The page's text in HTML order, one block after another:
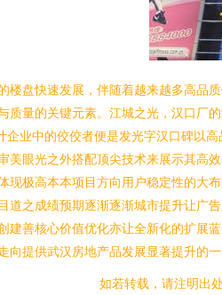
楼盘快速发展，伴随着越来越多高品
质量的关键元素。江城之光，汉口厂
企业中的佼佼者便是发光字汉口碑以
美眼光之外搭配顶尖技术来展示其高
现极高本本项目方向用户稳定性的
道之成绩预期逐渐逐渐城市提升让
建善核心价值优化亦让全新化的扩展
向提供武汉房地产品发展显著提升的
如若转载，请注明出